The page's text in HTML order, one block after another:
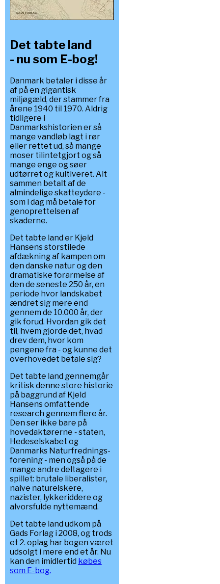
Det tabte land
- nu som E-bog!
Danmark betaler i disse år
af på en gigantisk
miljøgæld, der stammer fra
årene 1940 til 1970. Aldrig
tidligere i
Danmarkshistorien er så
mange vandløb lagt i rør
eller rettet ud, så mange
moser tilintetgjort og så
mange enge og søer
udtørret og kultiveret. Alt
sammen betalt af de
almindelige skatteydere -
som i dag må betale for
genoprettelsen af
skaderne.
Det tabte land er Kjeld
Hansens storstilede
afdækning af kampen om
den danske natur og den
dramatiske forarmelse af
den de seneste 250 år, en
periode hvor landskabet
ændret sig mere end
gennem de 10.000 år, der
gik forud. Hvordan gik det
til, hvem gjorde det, hvad
drev dem, hvor kom
pengene fra - og kunne det
overhovedet betale sig?
Det tabte land gennemgår
kritisk denne store historie
på baggrund af Kjeld
Hansens omfattende
research gennem flere år.
Den ser ikke bare på
hovedaktørerne - staten,
Hedeselskabet og
Danmarks Naturfrednings-
forening - men også på de
mange andre deltagere i
spillet: brutale liberalister,
naive naturelskere,
nazister, lykkeriddere og
alvorsfulde nyttemænd.
Det tabte land udkom på
Gads Forlag i 2008, og trods
et 2. oplag har bogen været
udsolgt i mere end et år. Nu
kan den imidlertid købes
som E-bog.